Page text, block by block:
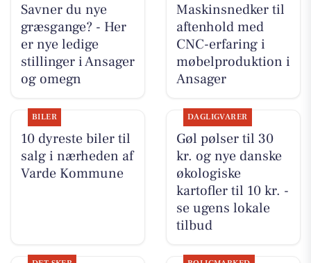
Savner du nye
græsgange? - Her
er nye ledige
stillinger i Ansager
og omegn
Maskinsnedker til
aftenhold med
CNC-erfaring i
møbelproduktion i
Ansager
BILER
10 dyreste biler til
salg i nærheden af
Varde Kommune
DAGLIGVARER
Gøl pølser til 30
kr. og nye danske
økologiske
kartofler til 10 kr. -
se ugens lokale
tilbud